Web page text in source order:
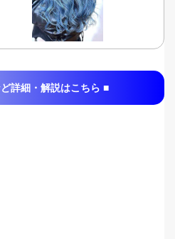
詳細・解説はこちら ■